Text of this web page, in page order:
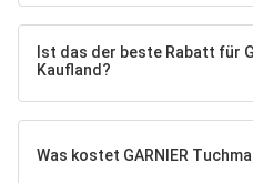
Ist das der beste Rabatt für
Kaufland?
Was kostet GARNIER